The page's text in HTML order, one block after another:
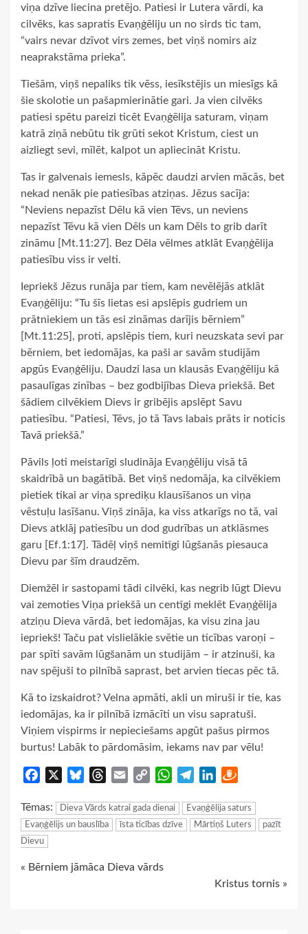
viņa dzīve liecina pretējo. Patiesi ir Lutera vārdi, ka
cilvēks, kas sapratis Evaņģēliju un no sirds tic tam,
“vairs nevar dzīvot virs zemes, bet viņš nomirs aiz
neaprakstāma prieka”.
Tiešām, viņš nepaliks tik vēss, iesīkstējis un miesīgs kā
šie skolotie un pašapmierinātie gari. Ja vien cilvēks
patiesi spētu pareizi ticēt Evaņģēlija saturam, viņam
katrā ziņā nebūtu tik grūti sekot Kristum, ciest un
aizliegt sevi, mīlēt, kalpot un apliecināt Kristu.
Tas ir galvenais iemesls, kāpēc daudzi arvien mācās, bet
nekad nenāk pie patiesības atziņas. Jēzus sacīja:
“Neviens nepazīst Dēlu kā vien Tēvs, un neviens
nepazīst Tēvu kā vien Dēls un kam Dēls to grib darīt
zināmu [Mt.11:27]. Bez Dēla vēlmes atklāt Evaņģēlija
patiesību viss ir velti.
Iepriekš Jēzus runāja par tiem, kam nevēlējās atklāt
Evaņģēliju: “Tu šīs lietas esi apslēpis gudriem un
prātniekiem un tās esi zināmas darījis bērniem”
[Mt.11:25], proti, apslēpis tiem, kuri neuzskata sevi par
bērniem, bet iedomājas, ka paši ar savām studijām
apgūs Evaņģēliju. Daudzi lasa un klausās Evaņģēliju kā
pasaulīgas zinības – bez godbijības Dieva priekšā. Bet
šādiem cilvēkiem Dievs ir gribējis apslēpt Savu
patiesību. “Patiesi, Tēvs, jo tā Tavs labais prāts ir noticis
Tavā priekšā.”
Pāvils ļoti meistarīgi sludināja Evaņģēliju visā tā
skaidrībā un bagātībā. Bet viņš nedomāja, ka cilvēkiem
pietiek tikai ar viņa sprediķu klausīšanos un viņa
vēstuļu lasīšanu. Viņš zināja, ka viss atkarīgs no tā, vai
Dievs atklāj patiesību un dod gudrības un atklāsmes
garu [Ef.1:17]. Tādēļ viņš nemitīgi lūgšanās piesauca
Dievu par šīm draudzēm.
Diemžēl ir sastopami tādi cilvēki, kas negrib lūgt Dievu
vai zemoties Viņa priekšā un centīgi meklēt Evaņģēlija
atziņu Dieva vārdā, bet iedomājas, ka visu zina jau
iepriekš! Taču pat vislielākie svētie un ticības varoņi –
par spīti savām lūgšanām un studijām – ir atzinuši, ka
nav spējuši to pilnībā saprast, bet arvien tiecas pēc tā.
Kā to izskaidrot? Velna apmāti, akli un miruši ir tie, kas
iedomājas, ka ir pilnībā izmācīti un visu sapratuši.
Viņiem vispirms ir nepieciešams apgūt pašus pirmos
burtus! Labāk to pārdomāsim, iekams nav par vēlu!
Facebook BlueskyThreads
Email
Copy
WhatsApp
TelegramLinkedIn
Tēmas: Dieva Vārds katrai gada dienai
Evaņģēlija saturs
Evaņģēlijs un bauslība
īsta ticības dzīve Mārtiņš Luters
pazīt
Dievu
Continue
« Bērniem jāmāca Dieva vārds
Kristus tornis »